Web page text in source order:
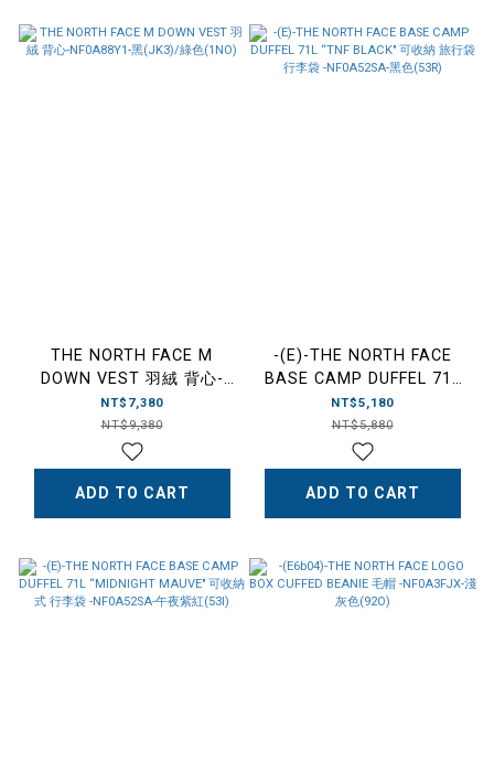
THE NORTH FACE M
DOWN VEST 羽絨 背心-
NF0A88Y1-黑(JK3)/綠色
(1NO)
NT$7,380
NT$9,380
ADD TO CART
-(E)-THE NORTH FACE
BASE CAMP DUFFEL 71L
“TNF BLACK" 可收納 旅行
袋 行李袋 -NF0A52SA-黑色
(53R)
NT$5,180
NT$5,880
ADD TO CART